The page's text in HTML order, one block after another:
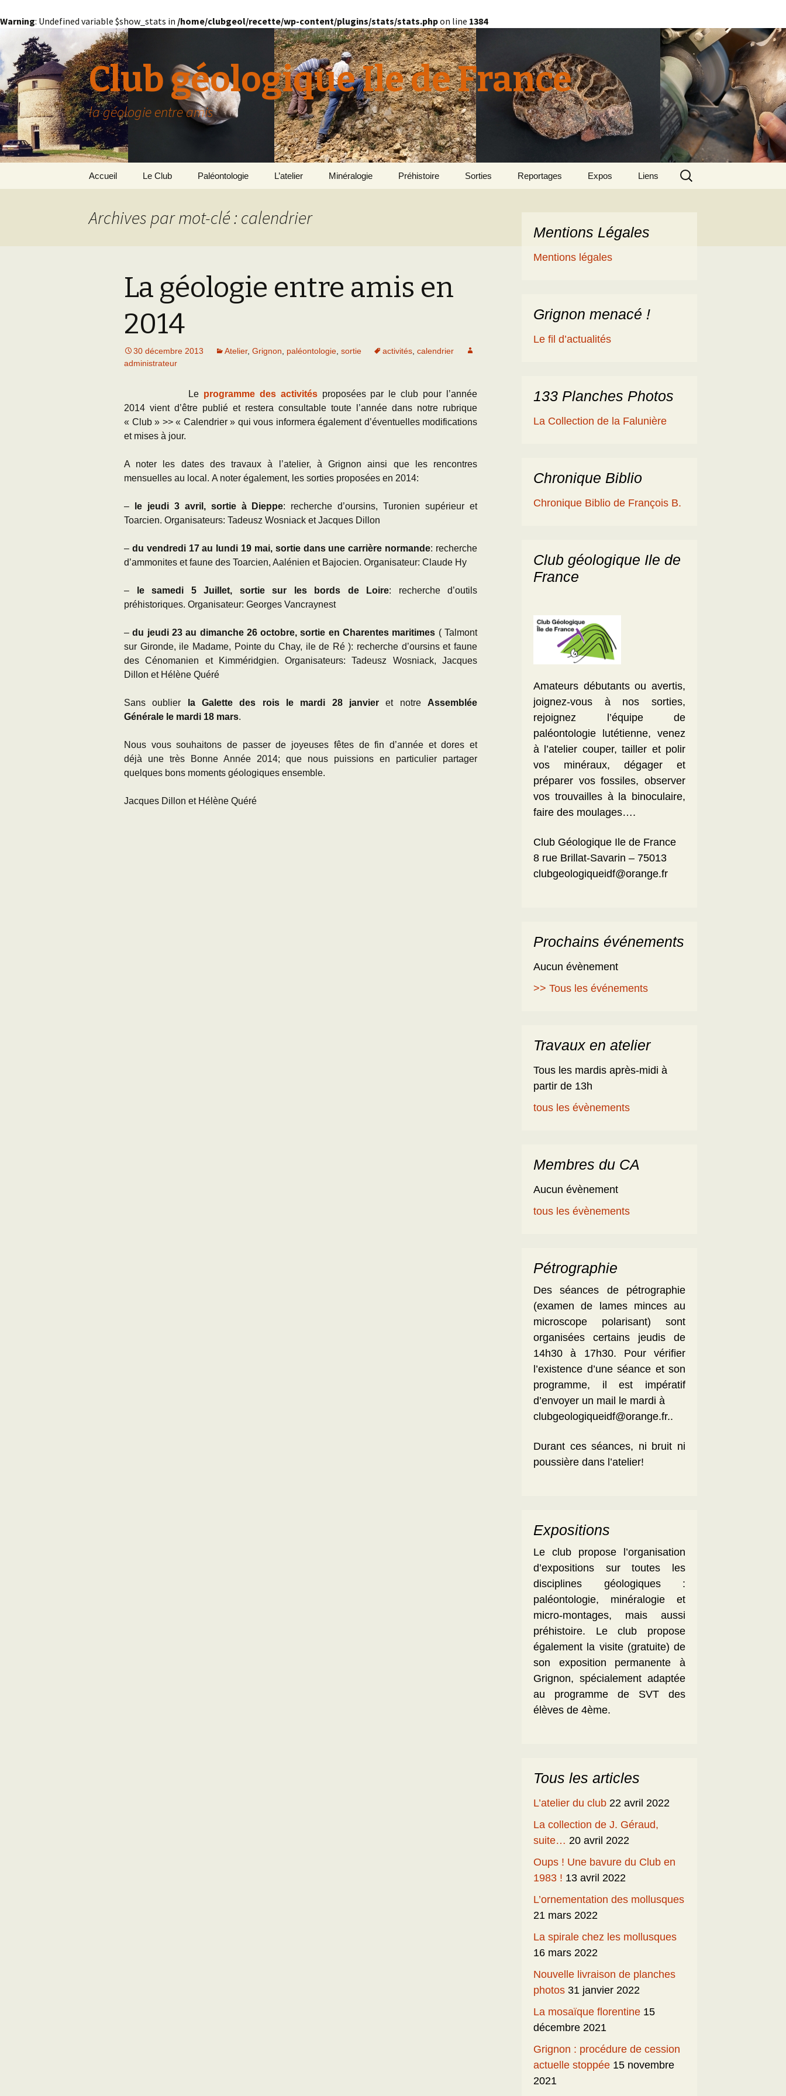
Warning: Undefined variable $show_stats in /home/clubgeol/recette/wp-content/plugins/stats/stats.phpon line 1384
Club géologique Ile de France
la géologie entre amis
Accueil Le Club
Paris
Adhésion
restreint)
Paléontologie
Cartes géologiques du
Détermination des
fossiles de l’Eocène
Les Scientifiques à
Grignon
Falunière
25 mai 2014 : Les 25
ans de Grignon
Les Travaux de l’Equipe
Paléo
Activités
L’atelier Minéralogie Préhistoire Sorties Reportages
Henri
Le patrimoine
géologique
Daguerre et les fossiles
Taxodium silicifiée …
Tous les reportages
Expos Liens
Rechercher :
Archives par mot-clé : calendrier
La géologie entre amis en
2014
30 décembre 2013 Atelier, Grignon paléontologie sortie activités calendrier
administrateur
Le programme des activitésproposées par le club pour l’année
2014 vient d’être publié et restera consultable toute l’année dans notre rubrique
« Club » >> « Calendrier » qui vous informera également d’éventuelles modifications
et mises à jour.
A noter les dates des travaux à l’atelier, à Grignon ainsi que les rencontres
mensuelles au local. A noter également, les sorties proposées en 2014:
– le jeudi 3 avril, sortie à Dieppe: recherche d’oursins, Turonien supérieur et
Toarcien. Organisateurs: Tadeusz Wosniack et Jacques Dillon
– du vendredi 17 au lundi 19 mai, sortie dans une carrière normande: recherche
d’ammonites et faune des Toarcien, Aalénien et Bajocien. Organisateur: Claude Hy
– le samedi 5 Juillet, sortie sur les bords de Loire: recherche d’outils
préhistoriques. Organisateur: Georges Vancraynest
–du jeudi 23 au dimanche 26 octobre, sortie en Charentes maritimes ( Talmont
sur Gironde, ile Madame, Pointe du Chay, ile de Ré ): recherche d’oursins et faune
des Cénomanien et Kimméridgien. Organisateurs: Tadeusz Wosniack, Jacques
Dillon et Hélène Quéré
Sans oublier la Galette des rois le mardi 28 janvier et notre Assemblée
Générale le mardi 18 mars.
Nous vous souhaitons de passer de joyeuses fêtes de fin d’année et dores et
déjà une très Bonne Année 2014; que nous puissions en particulier partager
quelques bons moments géologiques ensemble.
Jacques Dillon et Hélène Quéré
Mentions Légales
Mentions légales
Grignon menacé !
Le fil d’actualités
133 Planches Photos
La Collection de la Falunière
Chronique Biblio
Chronique Biblio de François B.
Club géologique Ile de
France
Amateurs débutants ou avertis,
joignez-vous à nos sorties,
rejoignez l’équipe de
paléontologie lutétienne, venez
à l’atelier couper, tailler et polir
vos minéraux, dégager et
préparer vos fossiles, observer
vos trouvailles à la binoculaire,
faire des moulages….
Club Géologique Ile de France
8 rue Brillat-Savarin – 75013
clubgeologiqueidf@orange.fr
Prochains événements
Aucun évènement
>> Tous les événements
Travaux en atelier
Tous les mardis après-midi à
partir de 13h
tous les évènements
Membres du CA
Aucun évènement
tous les évènements
Pétrographie
Des séances de pétrographie
(examen de lames minces au
microscope polarisant) sont
organisées certains jeudis de
14h30 à 17h30. Pour vérifier
l’existence d’une séance et son
programme, il est impératif
d’envoyer un mail le mardi à
clubgeologiqueidf@orange.fr..
Durant ces séances, ni bruit ni
poussière dans l’atelier!
Expositions
Le club propose l’organisation
d’expositions sur toutes les
disciplines géologiques :
paléontologie, minéralogie et
micro-montages, mais aussi
préhistoire. Le club propose
également la visite (gratuite) de
son exposition permanente à
Grignon, spécialement adaptée
au programme de SVT des
élèves de 4ème.
Tous les articles
L’atelier du club 22 avril 2022
La collection de J. Géraud,
suite… 20 avril 2022
Oups ! Une bavure du Club en
1983 ! 13 avril 2022
L’ornementation des mollusques
21 mars 2022
La spirale chez les mollusques
16 mars 2022
Nouvelle livraison de planches
photos 31 janvier 2022
La mosaïque florentine 15
décembre 2021
Grignon : procédure de cession
actuelle stoppée 15 novembre
2021